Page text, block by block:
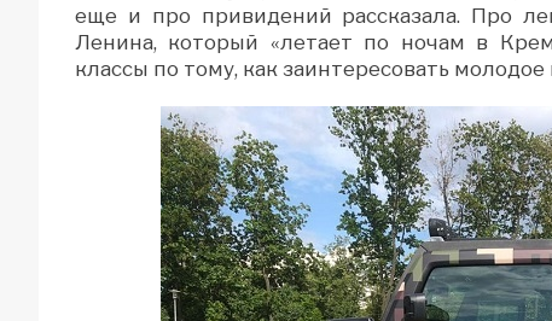
еще и про привидений рассказала. Про
Ленина, который «летает по ночам в
классы по тому, как заинтересовать